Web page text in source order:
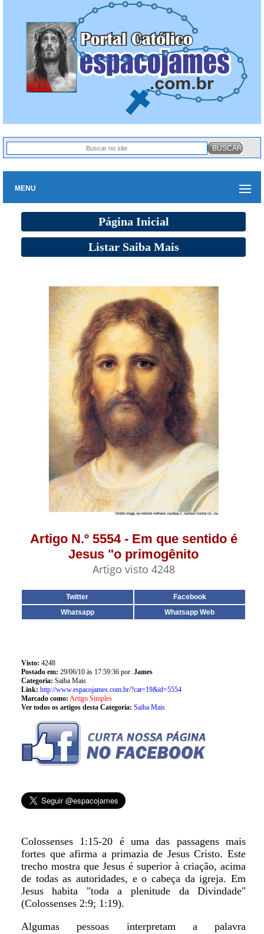
MENU
Página Inicial
Listar Saiba Mais
Artigo N.º 5554 - Em que sentido é
Jesus "o primogênito
Artigo visto 4248
Twitter
Facebook
Whatsapp
Whatsapp Web
Visto: 4248
Postado em: 29/06/10 às 17:59:36 por: James
Categoria: Saiba Mais
Link: http://www.espacojames.com.br/?cat=19&id=5554
Marcado como: Artigo Simples
Ver todos os artigos desta Categoria: Saiba Mais
Colossenses 1:15-20 é uma das passagens mais
fortes que afirma a primazia de Jesus Cristo. Este
trecho mostra que Jesus é superior à criação, acima
de todas as autoridades, e o cabeça da igreja. Em
Jesus habita "toda a plenitude da Divindade"
(Colossenses 2:9; 1:19).
Algumas pessoas interpretam a palavra